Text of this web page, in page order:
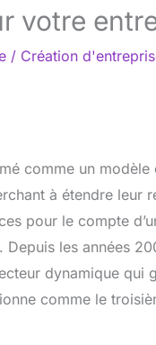
votre
/ Création
comme un
à étendre leur
pour le compte
les années
dynamique qui
comme le